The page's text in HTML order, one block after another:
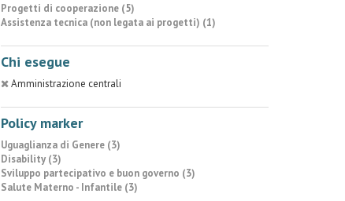
Progetti di cooperazione (5)
Assistenza tecnica (non legata ai progetti) (1)
Chi esegue
Amministrazione centrali
Policy marker
Uguaglianza di Genere (3)
Disability (3)
Sviluppo partecipativo e buon governo (3)
Salute Materno - Infantile (3)